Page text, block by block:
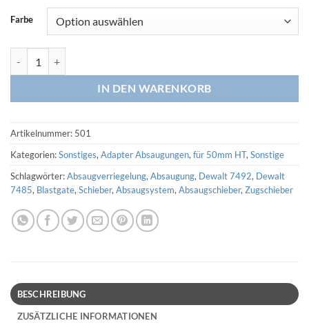
Farbe
IN DEN WARENKORB
Artikelnummer: 501
Kategorien:Sonstiges,Adapter Absaugungen,für 50mm HT,Sonstige
Schlagwörter:Absaugverriegelung,Absaugung, Dewalt 7492, Dewalt
7485, Blastgate,Schieber,Absaugsystem,Absaugschieber,Zugschieber
BESCHREIBUNG
ZUSÄTZLICHE INFORMATIONEN